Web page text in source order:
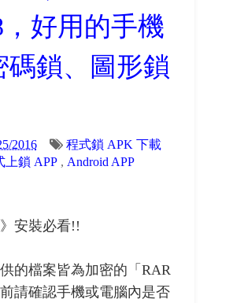
，好用的手機
碼鎖、圖形鎖
2016
程式鎖 APK 下載
上鎖 APP, Android APP
安裝必看!!
的檔案皆為加密的「RAR
請確認手機或電腦內是否